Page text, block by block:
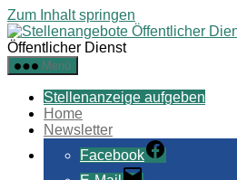
Zum Inhalt springen
Öffentlicher Dienst
Menü
Stellenanzeige aufgeben
Home
Newsletter
Facebook